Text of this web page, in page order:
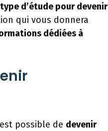
d’étude pour devenir
qui vous donnera
dédiées à
possible de devenir